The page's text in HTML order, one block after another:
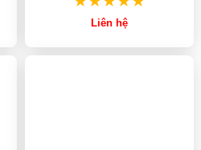
Liên hệ